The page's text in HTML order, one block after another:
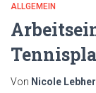
ALLGEMEIN
Von Nicole